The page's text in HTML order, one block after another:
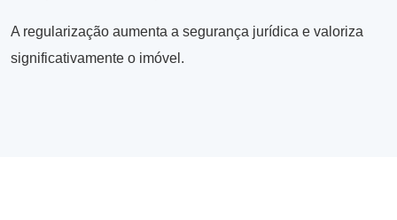
A regularização aumenta a segurança jurídica e valoriza
significativamente o imóvel.